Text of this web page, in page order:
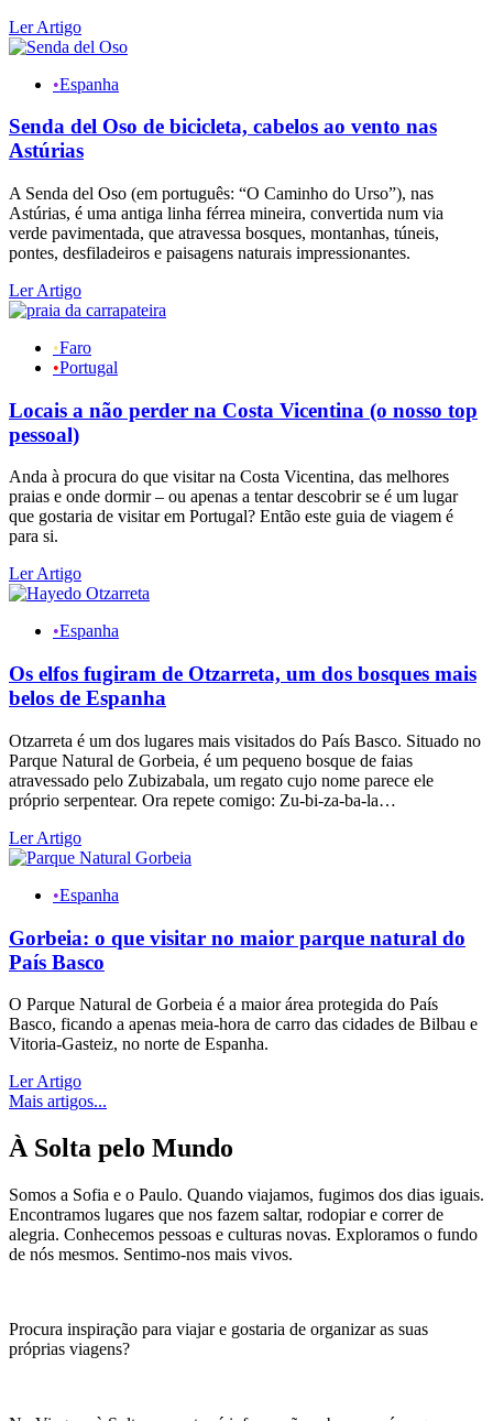
Ler Artigo
•Espanha
Senda del Oso de bicicleta, cabelos ao vento nas
Astúrias
A Senda del Oso (em português: “O Caminho do Urso”), nas
Astúrias, é uma antiga linha férrea mineira, convertida num via
verde pavimentada, que atravessa bosques, montanhas, túneis,
pontes, desfiladeiros e paisagens naturais impressionantes.
Ler Artigo
•Faro
•Portugal
Locais a não perder na Costa Vicentina (o nosso top
pessoal)
Anda à procura do que visitar na Costa Vicentina, das melhores
praias e onde dormir – ou apenas a tentar descobrir se é um lugar
que gostaria de visitar em Portugal? Então este guia de viagem é
para si.
Ler Artigo
•Espanha
Os elfos fugiram de Otzarreta, um dos bosques mais
belos de Espanha
Otzarreta é um dos lugares mais visitados do País Basco. Situado no
Parque Natural de Gorbeia, é um pequeno bosque de faias
atravessado pelo Zubizabala, um regato cujo nome parece ele
próprio serpentear. Ora repete comigo: Zu-bi-za-ba-la…
Ler Artigo
•Espanha
Gorbeia: o que visitar no maior parque natural do
País Basco
O Parque Natural de Gorbeia é a maior área protegida do País
Basco, ficando a apenas meia-hora de carro das cidades de Bilbau e
Vitoria-Gasteiz, no norte de Espanha.
Ler Artigo
Mais artigos...
À Solta pelo Mundo
Somos a Sofia e o Paulo. Quando viajamos, fugimos dos dias iguais.
Encontramos lugares que nos fazem saltar, rodopiar e correr de
alegria. Conhecemos pessoas e culturas novas. Exploramos o fundo
de nós mesmos. Sentimo-nos mais vivos.
Procura inspiração para viajar e gostaria de organizar as suas
próprias viagens?